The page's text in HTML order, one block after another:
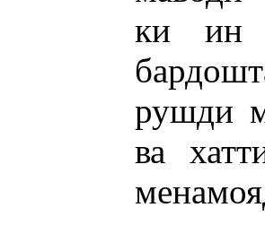
ки ин
рушди
ва